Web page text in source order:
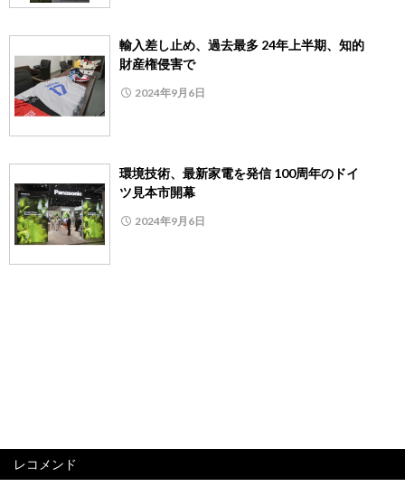
輸入差し止め、過去最多 24年上半期、知的
財産権侵害で
2024年9月6日
環境技術、最新家電を発信 100周年のドイ
ツ見本市開幕
2024年9月6日
レコメンド